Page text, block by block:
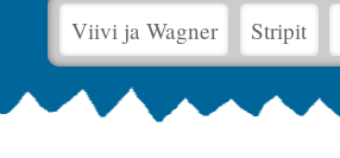
Viivi ja Wagner Stripit